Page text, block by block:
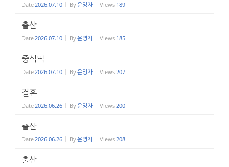
Date2026.07.10 By운영자 Views 189
출산
Date2026.07.10 By운영자 Views 185
중식떡
Date2026.07.10 By운영자 Views207
결혼
Date2026.06.26 By운영자 Views200
출산
Date2026.06.26 By운영자 Views208
출산